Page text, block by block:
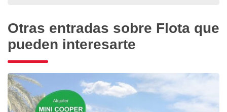
Otras entradas sobre Flota que
pueden interesarte